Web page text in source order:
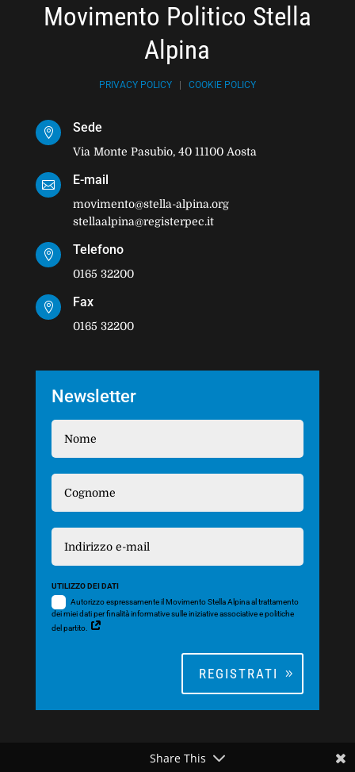
Movimento Politico Stella
Alpina
PRIVACY POLICY| COOKIE POLICY
 Sede
Via Monte Pasubio, 40 11100 Aosta
 E-mail
movimento@stella-alpina.org
stellaalpina@registerpec.it
 Telefono
0165 32200
 Fax
0165 32200
Newsletter
UTILIZZO DEI DATI
Autorizzo espressamente il Movimento Stella Alpina al trattamento
dei miei dati per finalità informative sulle iniziative associative e politiche
del partito.
REGISTRATI
Share This